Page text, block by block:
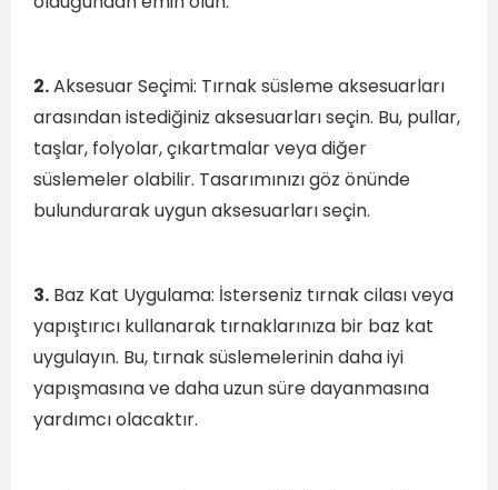
2.Aksesuar Seçimi: Tırnak süsleme aksesuarları
arasından istediğiniz aksesuarları seçin. Bu, pullar,
taşlar, folyolar, çıkartmalar veya diğer
süslemeler olabilir. Tasarımınızı göz önünde
bulundurarak uygun aksesuarları seçin.
3. Baz Kat Uygulama: İsterseniz tırnak cilası veya
yapıştırıcı kullanarak tırnaklarınıza bir baz kat
uygulayın. Bu, tırnak süslemelerinin daha iyi
yapışmasına ve daha uzun süre dayanmasına
yardımcı olacaktır.